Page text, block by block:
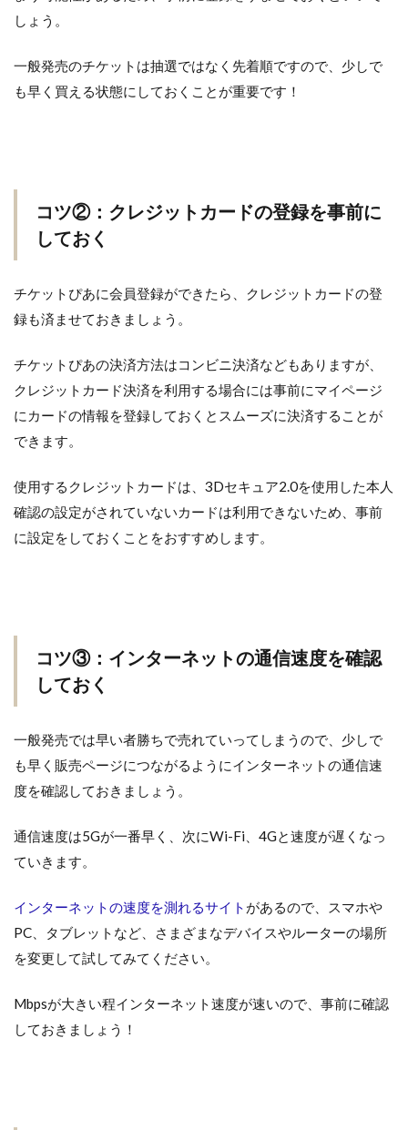
しょう。
一般発売のチケットは抽選ではなく先着順ですので、少しで
も早く買える状態にしておくことが重要です！
コツ②：クレジットカードの登録を事前に
しておく
チケットぴあに会員登録ができたら、クレジットカードの登
録も済ませておきましょう。
チケットぴあの決済方法はコンビニ決済などもありますが、
クレジットカード決済を利用する場合には事前にマイページ
にカードの情報を登録しておくとスムーズに決済することが
できます。
使用するクレジットカードは、3Dセキュア2.0を使用した本人
確認の設定がされていないカードは利用できないため、事前
に設定をしておくことをおすすめします。
コツ③：インターネットの通信速度を確認
しておく
一般発売では早い者勝ちで売れていってしまうので、少しで
も早く販売ページにつながるようにインターネットの通信速
度を確認しておきましょう。
通信速度は5Gが一番早く、次にWi-Fi、4Gと速度が遅くなっ
ていきます。
インターネットの速度を測れるサイト があるので、スマホや
PC、タブレットなど、さまざまなデバイスやルーターの場所
を変更して試してみてください。
Mbpsが大きい程インターネット速度が速いので、事前に確認
しておきましょう！